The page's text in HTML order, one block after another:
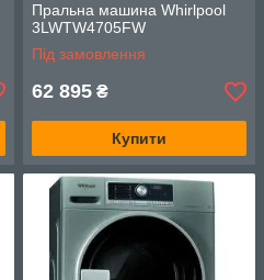
Пральна машина Whirlpool
3LWTW4705FW
Під замовлення
62 895 ₴
Купити